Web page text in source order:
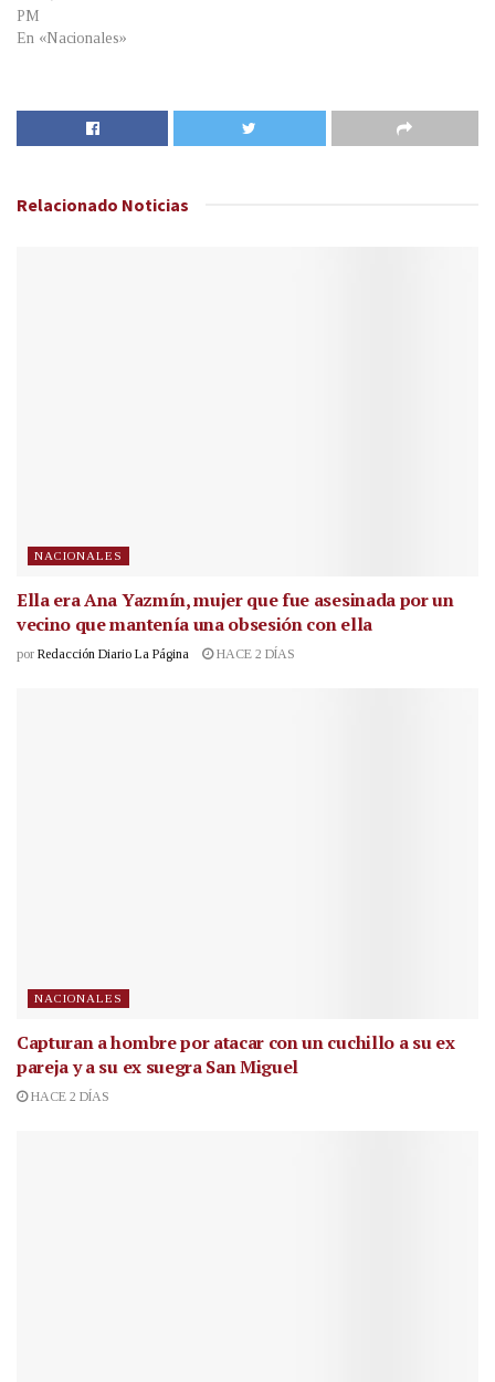
PM
En «Nacionales»
Relacionado Noticias
NACIONALES
Ella era Ana Yazmín, mujer que fue asesinada por un
vecino que mantenía una obsesión con ella
por Redacción Diario La Página HACE 2 DÍAS
NACIONALES
Capturan a hombre por atacar con un cuchillo a su ex
pareja y a su ex suegra San Miguel
HACE 2 DÍAS